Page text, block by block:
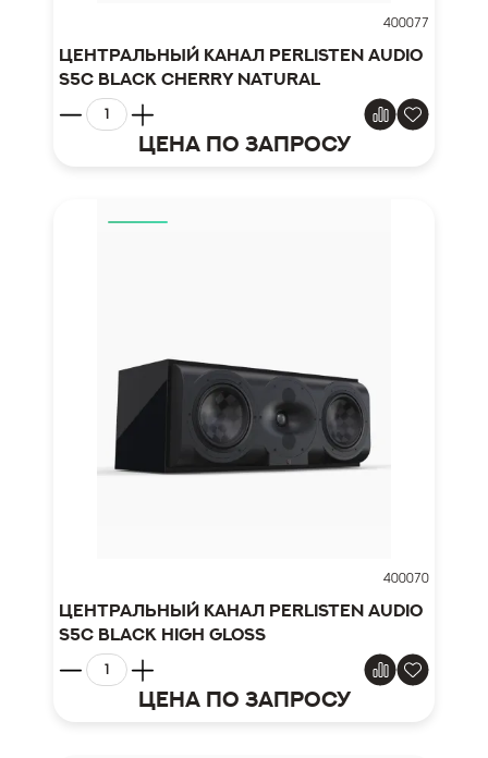
400077
Центральный канал Perlisten Audio
S5c Black Cherry Natural
Цена по запросу
400070
Центральный канал Perlisten Audio
S5c Black high gloss
Цена по запросу